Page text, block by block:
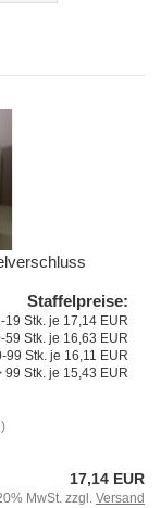
Staffelpreise:
19 Stk. je 17,14 EUR
59 Stk. je 16,63 EUR
99 Stk. je 16,11 EUR
99 Stk. je 15,43 EUR
17,14 EUR
MwSt. zzgl. Versand